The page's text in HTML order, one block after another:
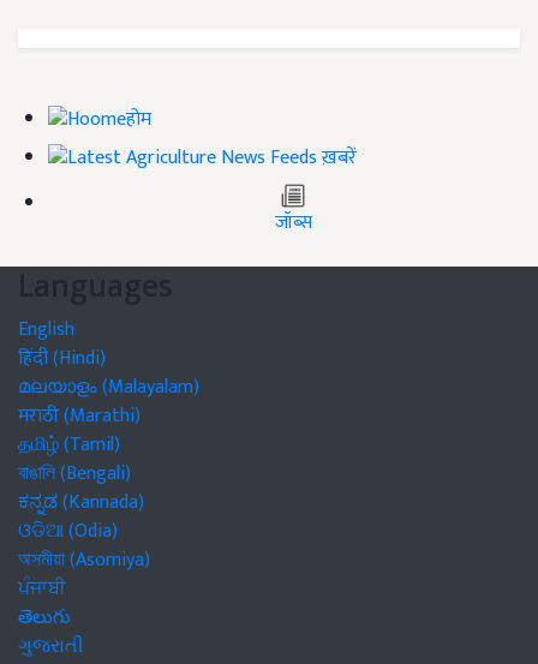
होम
ख़बरें
जॉब्स
Languages
English
हिंदी (Hindi)
മലയാളം (Malayalam)
मराठी (Marathi)
தமிழ் (Tamil)
বাঙালি (Bengali)
ಕನ್ನಡ (Kannada)
ଓଡିଆ (Odia)
অসমীয়া (Asomiya)
ਪੰਜਾਬੀ
తెలుగు
ગુજરાતી